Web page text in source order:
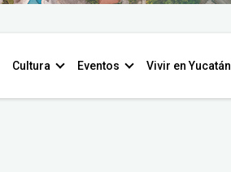
Cultura Eventos Vivir en Yucatán